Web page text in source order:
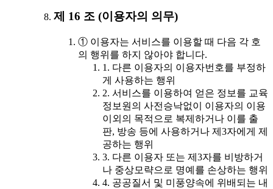
제 16 조 (이용자의 의무)
① 이용자는 서비스를 이용할 때 다음 각 호
의 행위를 하지 않아야 합니다.
1. 다른 이용자의 이용자번호를 부정하
게 사용하는 행위
2. 서비스를 이용하여 얻은 정보를 교육
정보원의 사전승낙없이 이용자의 이용
이외의 목적으로 복제하거나 이를 출
판, 방송 등에 사용하거나 제3자에게 제
공하는 행위
3. 다른 이용자 또는 제3자를 비방하거
나 중상모략으로 명예를 손상하는 행위
4. 공공질서 및 미풍양속에 위배되는 내